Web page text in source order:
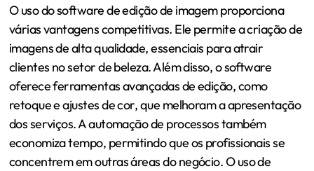
O uso do software de edição de imagem proporciona
várias vantagens competitivas. Ele permite a criação de
imagens de alta qualidade, essenciais para atrair
clientes no setor de beleza. Além disso, o software
oferece ferramentas avançadas de edição, como
retoque e ajustes de cor, que melhoram a apresentação
dos serviços. A automação de processos também
economiza tempo, permitindo que os profissionais se
concentrem em outras áreas do negócio. O uso de